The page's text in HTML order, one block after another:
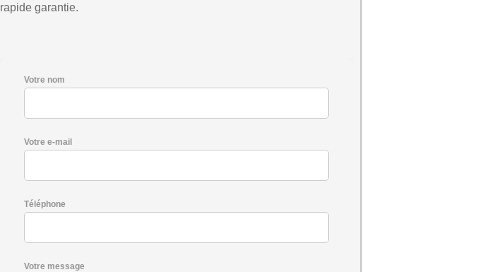
rapide garantie.
Votre nom
Votre e-mail
Téléphone
Votre message